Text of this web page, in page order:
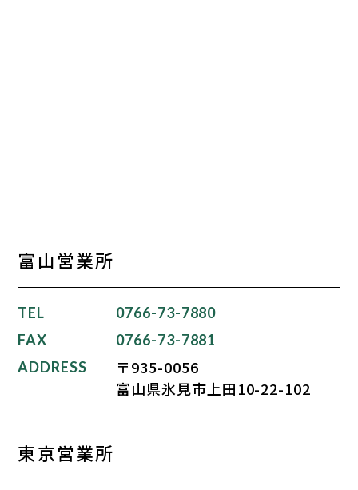
富山営業所
TEL
0766-73-7880
FAX
0766-73-7881
ADDRESS
〒935-0056
富山県氷見市上田10-22-102
東京営業所